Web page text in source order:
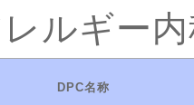
ルギー
DPC名称